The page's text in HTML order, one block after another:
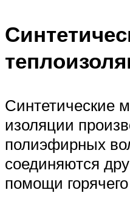
Синтетические
изоляции
полиэфирных
соединяются
помощи